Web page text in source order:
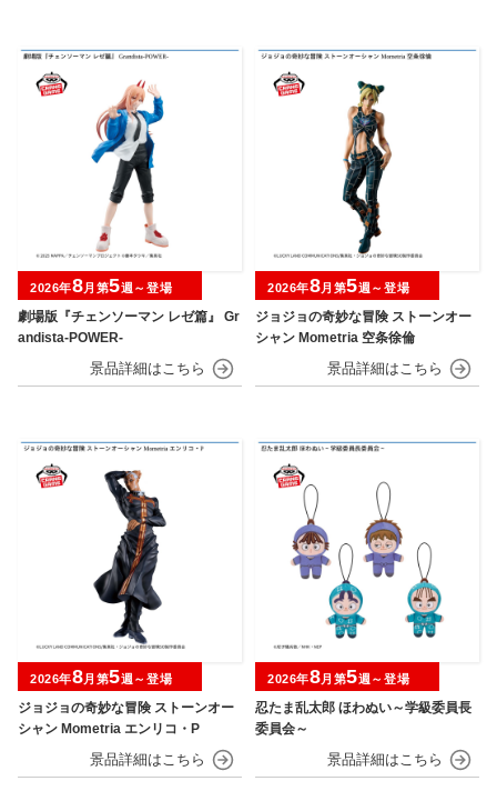
劇場版『チェンソーマン レゼ篇』 Gr
andista-POWER-
2026年8月第5週～登場
ジョジョの奇妙な冒険 ストーンオー
シャン Mometria 空条徐倫
2026年8月第5週～登場
ジョジョの奇妙な冒険 ストーンオー
シャン Mometria エンリコ・P
2026年8月第5週～登場
忍たま乱太郎 ほわぬい～学級委員長
委員会～
2026年8月第5週～登場